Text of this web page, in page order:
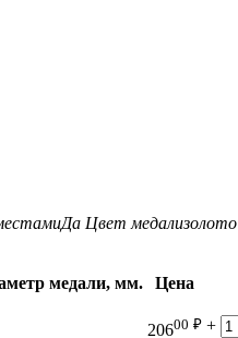
Да Цвет медализолото
медали, мм. Цена
20600 ₽ +